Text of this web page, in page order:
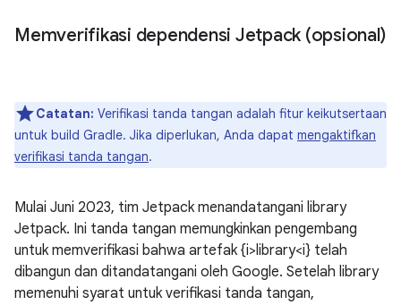
Memverifikasi dependensi Jetpack (opsional)
Catatan: Verifikasi tanda tangan adalah fitur keikutsertaan
untuk build Gradle. Jika diperlukan, Anda dapat mengaktifkan
verifikasi tanda tangan.
Mulai Juni 2023, tim Jetpack menandatangani library
Jetpack. Ini tanda tangan memungkinkan pengembang
untuk memverifikasi bahwa artefak {i>library<i} telah
dibangun dan ditandatangani oleh Google. Setelah library
memenuhi syarat untuk verifikasi tanda tangan,